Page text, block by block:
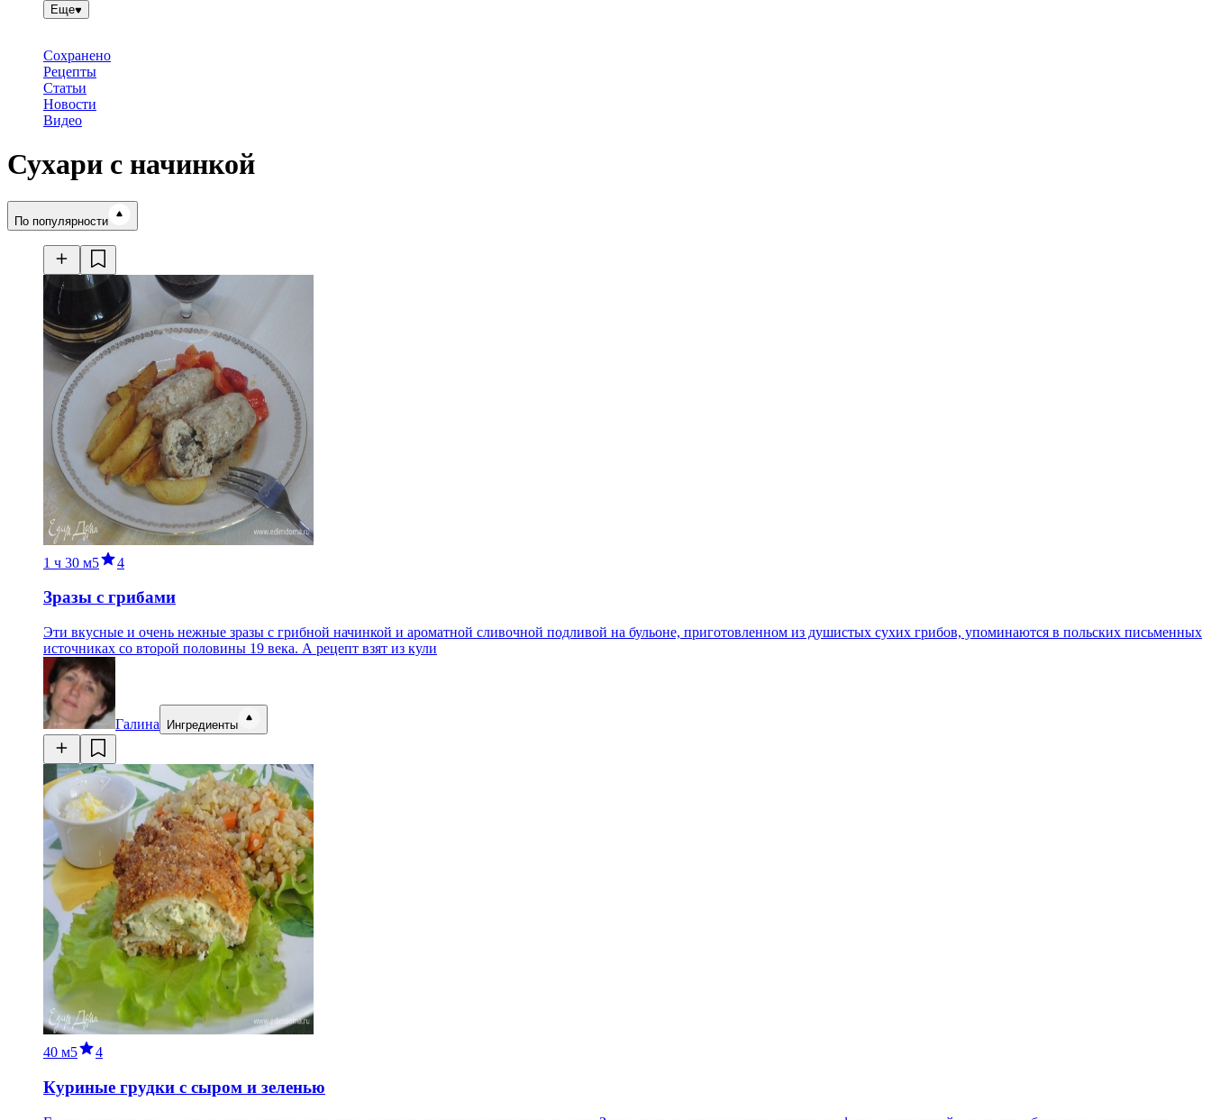
Еще
Сохранено
Рецепты
Статьи
Новости
Видео
Сухари с начинкой
Время готовки
По популярности
1 ч 30 м5 4
Зразы с грибами
Эти вкусные и очень нежные зразы с грибной начинкой и ароматной сливочной подливой на бульоне, приготовленном из душистых сухих грибов, упоминаются в польских письменных
источниках со второй половины 19 века. А рецепт взят из кули
Галина Ингредиенты
40 м5 4
Куриные грудки с сыром и зеленью